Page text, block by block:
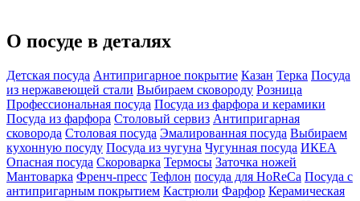
О посуде в деталях
Детская посуда Антипригарное покрытие Казан Терка Посуда
из нержавеющей стали Выбираем сковороду Розница
Профессиональная посуда Посуда из фарфора и керамики
Посуда из фарфора Столовый сервиз Антипригарная
сковорода Столовая посуда Эмалированная посуда Выбираем
кухонную посуду Посуда из чугуна Чугунная посуда ИКЕА
Опасная посуда Скороварка Термосы Заточка ножей
Мантоварка Френч-пресс Тефлон посуда для HoReCa Посуда с
антипригарным покрытием Кастрюли Фарфор Керамическая